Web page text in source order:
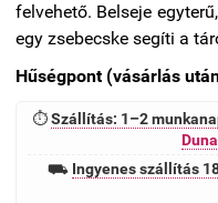
felvehető. Belseje
egy zsebecske segíti a
Hűségpont (vásárlás
⏱Szállítás: 1–2
⛟ Ingyenes szállítás